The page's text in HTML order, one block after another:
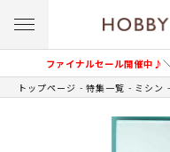
ファイナルセール開催中♪
トップページ 特集一覧 ミシン